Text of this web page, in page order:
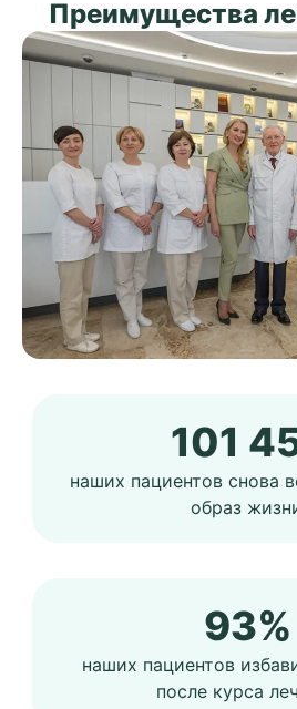
Преимущества
101
наших пациентов снова
образ
93%
наших пациентов
после курса